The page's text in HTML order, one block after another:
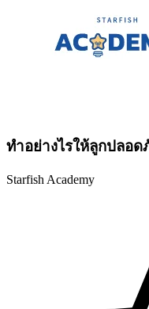
ทำอย่างไรให้ลูกปลอ
Starfish Academy